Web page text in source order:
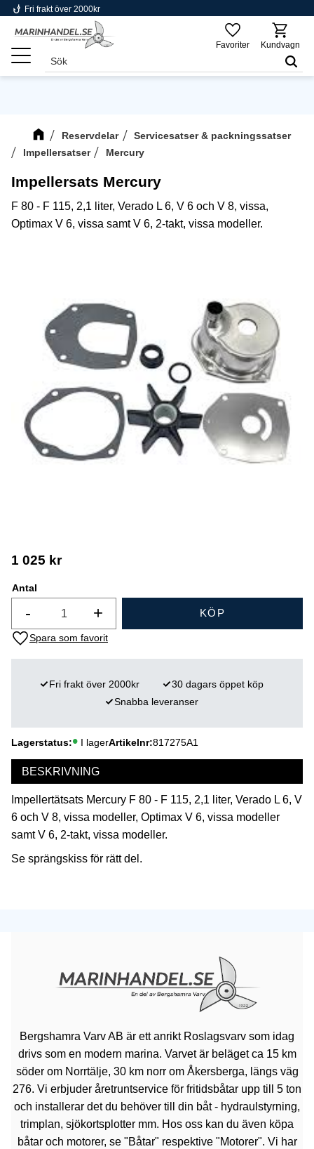
Meny
phishing Fri frakt över 2000kr
Favoriter Kundvagn
Reservdelar
Servicesatser & packningssatser
Impellersatser
Mercury
Impellersats Mercury
F 80 - F 115, 2,1 liter, Verado L 6, V 6 och V 8, vissa,
Optimax V 6, vissa samt V 6, 2-takt, vissa modeller.
1 025 kr
Antal
+
- KÖP
Lägg till i favoriter
Lagerstatus I lagerArtikelnr 817275A1
Fri frakt över 2000kr
30 dagars öppet köp
Snabba leveranser
BESKRIVNING
Impellertätsats Mercury F 80 - F 115, 2,1 liter, Verado L 6, V
6 och V 8, vissa modeller, Optimax V 6, vissa modeller
samt V 6, 2-takt, vissa modeller.
Se sprängskiss för rätt del.
Bergshamra Varv AB är ett anrikt Roslagsvarv som idag
drivs som en modern marina. Varvet är beläget ca 15 km
söder om Norrtälje, 30 km norr om Åkersberga, längs väg
276. Vi erbjuder åretruntservice för fritidsbåtar upp till 5 ton
och installerar det du behöver till din båt - hydraulstyrning,
trimplan, sjökortsplotter mm. Hos oss kan du även köpa
båtar och motorer, se "Båtar" respektive "Motorer". Vi har